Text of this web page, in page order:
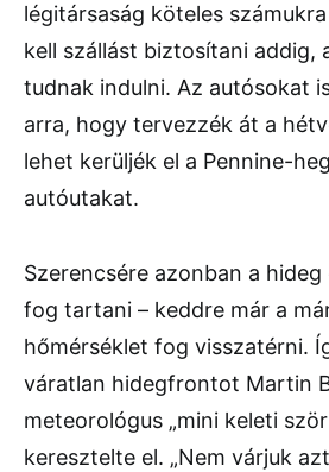
légitársaság köteles
kell szállást biztosítani addig,
tudnak indulni. Az autósokat
arra, hogy tervezzék át a
lehet kerüljék el a Pennine-
autóutakat.
Szerencsére azonban a
fog tartani – keddre már a
hőmérséklet fog visszatérni.
váratlan hidegfrontot Martin
meteorológus „mini keleti
keresztelte el. „Nem várjuk